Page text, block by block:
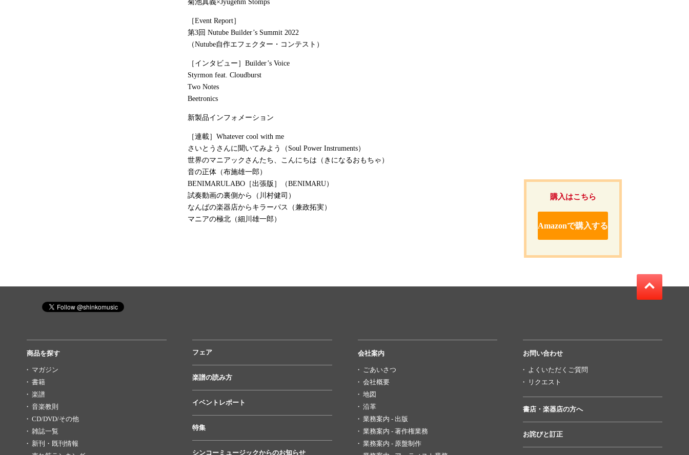
菊池真義×Jyugehm Stomps
［Event Report］
第3回 Nutube Builder’s Summit 2022
（Nutube自作エフェクター・コンテスト）
［インタビュー］Builder’s Voice
Styrmon feat. Cloudburst
Two Notes
Beetronics
新製品インフォメーション
［連載］Whatever cool with me
さいとうさんに聞いてみよう（Soul Power Instruments）
世界のマニアックさんたち、こんにちは（きになるおもちゃ）
音の正体（布施雄一郎）
BENIMARULABO［出張版］（BENIMARU）
試奏動画の裏側から（川村健司）
なんばの楽器店からキラーパス（兼政拓実）
マニアの極北（細川雄一郎）
購入はこちら
Amazonで購入する
商品を探す
マガジン
書籍
楽譜
音楽教則
CD/DVD/その他
雑誌一覧
新刊・既刊情報
フェア
楽譜の読み方
イベントレポート
特集
シンコーミュージックからのお知らせ
会社案内
ごあいさつ
会社概要
地図
沿革
業務案内 - 出版
業務案内 - 著作権業務
業務案内 - 原盤制作
お問い合わせ
よくいただくご質問
リクエスト
書店・楽器店の方へ
お詫びと訂正